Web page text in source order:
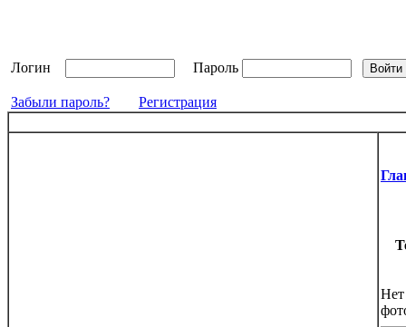
Логин Пароль
Забыли пароль? Регистрация
Нет